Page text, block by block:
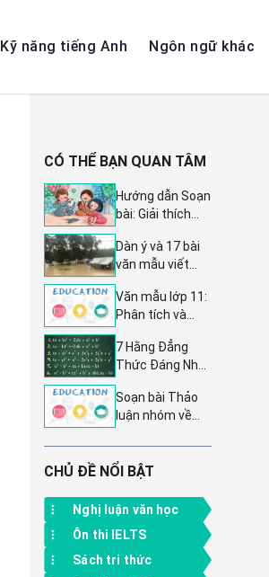
Kỹ năng tiếng Anh Ngôn ngữ khác
CÓ THỂ BẠN QUAN TÂM
Hướng dẫn Soạn
bài: Giải thích
luật lệ trong trò
chơi và hoạt
lớp 7, trang 95,
sách Kết nối tri
thức tập 2
Dàn ý và 17 bài
văn mẫu viết
nghe tin quê bạn
bị bão lũ - Tập
làm văn lớp 4
Văn mẫu lớp 11:
Phân tích và
câu đầu bài
Trao duyên của
Dàn ý & 11 bài
văn mẫu xuất
7 Hằng Đẳng
Thức Đáng Nhớ
Quả Quan Trọng
Soạn bài Thảo
luận nhóm về
trang 107 - Cánh
Diều 6: Hướng
văn lớp 6 tập 2
CHỦ ĐỀ NỔI BẬT
Nghị luận văn học
Ôn thi IELTS
Sách tri thức